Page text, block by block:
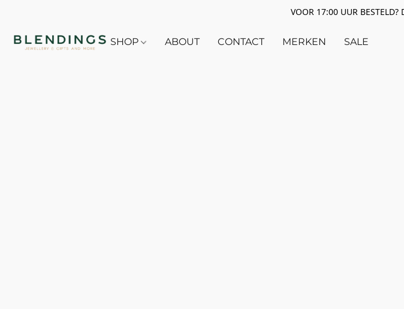
VOOR 17:00 UUR BESTELD?
SHOP ABOUT CONTACT MERKEN SALE